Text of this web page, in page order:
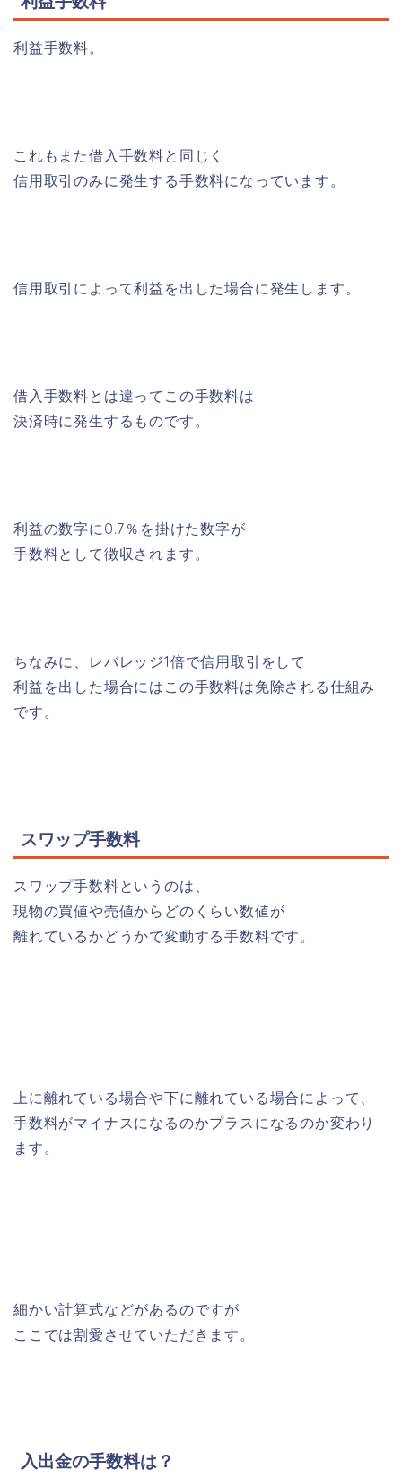
利益手数料。
これもまた借入手数料と同じく
信用取引のみに発生する手数料になっています。
信用取引によって利益を出した場合に発生します。
借入手数料とは違ってこの手数料は
決済時に発生するものです。
利益の数字に0.7％を掛けた数字が
手数料として徴収されます。
ちなみに、レバレッジ1倍で信用取引をして
利益を出した場合にはこの手数料は免除される仕組み
です。
スワップ手数料
スワップ手数料というのは、
現物の買値や売値からどのくらい数値が
離れているかどうかで変動する手数料です。
上に離れている場合や下に離れている場合によって、
手数料がマイナスになるのかプラスになるのか変わり
ます。
細かい計算式などがあるのですが
ここでは割愛させていただきます。
入出金の手数料は？